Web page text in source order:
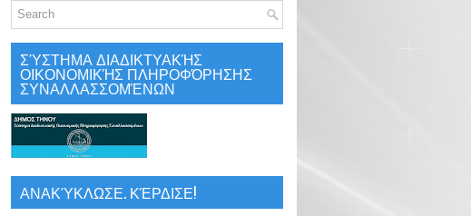
ΣΎΣΤΗΜΑ ΔΙΑΔΙΚΤΥΑΚΉΣ
ΟΙΚΟΝΟΜΙΚΉΣ ΠΛΗΡΟΦΌΡΗΣΗΣ
ΣΥΝΑΛΛΑΣΣΟΜΈΝΩΝ
ΑΝΑΚΎΚΛΩΣΕ. ΚΈΡΔΙΣΕ!